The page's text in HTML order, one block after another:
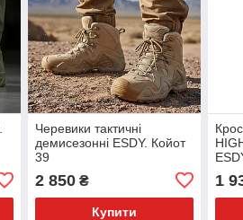
Черевики тактичні
демисезонні ESDY. Койот
39
2 850₴
Купити
1